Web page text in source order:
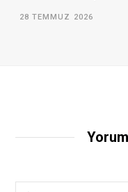
28 TEMMUZ 2026